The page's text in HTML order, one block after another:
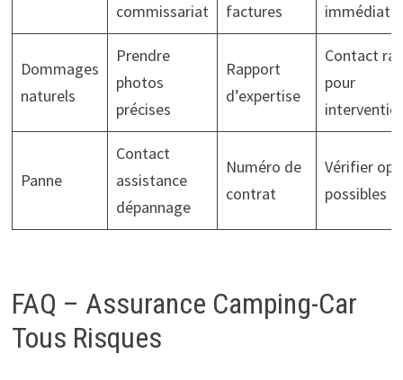
commissariat
factures
Dommages
naturels
Prendre
photos
précises
Rapport
d’expertise
Contact
pour
Panne
Contact
assistance
dépannage
Numéro de
contrat
Vérifier
possibles
FAQ – Assurance Camping-Car
Tous Risques